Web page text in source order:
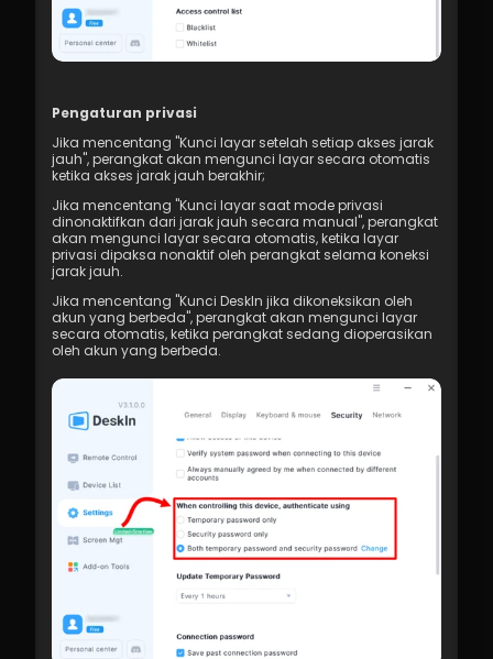
Pengaturan privasi
Jika mencentang "Kunci layar setelah setiap akses jarak
jauh", perangkat akan mengunci layar secara otomatis
ketika akses jarak jauh berakhir;
Jika mencentang "Kunci layar saat mode privasi
dinonaktifkan dari jarak jauh secara manual", perangkat
akan mengunci layar secara otomatis, ketika layar
privasi dipaksa nonaktif oleh perangkat selama koneksi
jarak jauh.
Jika mencentang "Kunci DeskIn jika dikoneksikan oleh
akun yang berbeda", perangkat akan mengunci layar
secara otomatis, ketika perangkat sedang dioperasikan
oleh akun yang berbeda.